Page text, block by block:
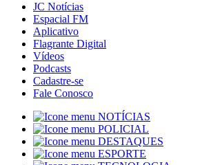
JC Notícias
Espacial FM
Aplicativo
Flagrante Digital
Vídeos
Podcasts
Cadastre-se
Fale Conosco
NOTÍCIAS
POLICIAL
DESTAQUES
ESPORTE